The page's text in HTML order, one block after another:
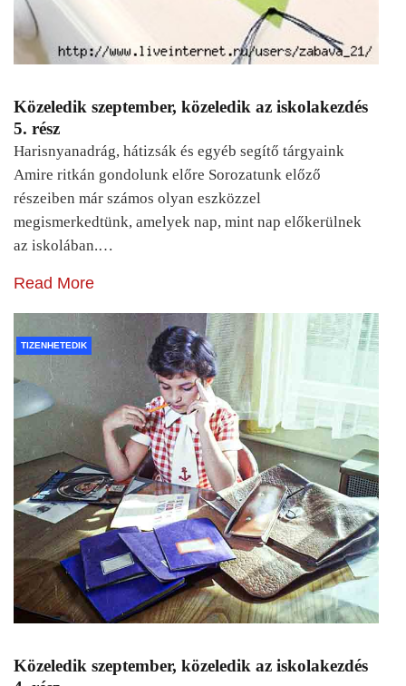
Közeledik szeptember, közeledik az iskolakezdés
5. rész
Harisnyanadrág, hátizsák és egyéb segítő tárgyaink
Amire ritkán gondolunk előre Sorozatunk előző
részeiben már számos olyan eszközzel
megismerkedtünk, amelyek nap, mint nap előkerülnek
az iskolában.…
Read More
TIZENHETEDIK
Közeledik szeptember, közeledik az iskolakezdés